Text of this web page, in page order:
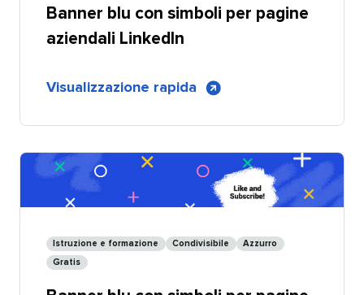
per
influencer
Banner blu con simboli per pagine
aziendali LinkedIn​​
Visualizzazione rapida
di
blu
con
forme
aziendali
LinkedIn
Istruzione e formazione​​ Condivisibile​​ Azzurro​​
Gratis​​